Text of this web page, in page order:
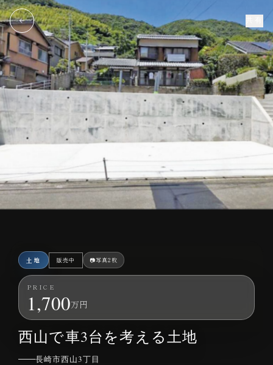
土地 販売中 📷写真2枚
PRICE
1,700万円
長崎市西山3丁目｜土地｜1,700万円
西山で車3台を考える土地
長崎市西山3丁目